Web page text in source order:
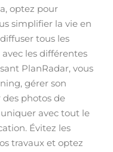
optez pour
simplifier la vie en
tous les
les différentes
PlanRadar, vous
gérer son
photos de
avec tout le
Évitez les
travaux et optez